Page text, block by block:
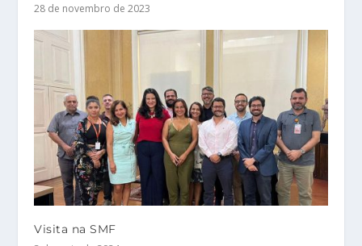
28 de novembro de 2023
Visita na SMF